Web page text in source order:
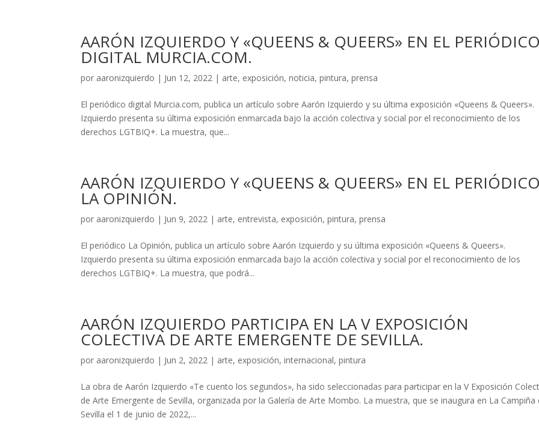
AARÓN IZQUIERDO Y «QUEENS & QUEERS» EN EL
DIGITAL MURCIA.COM.
por aaronizquierdo | Jun 12, 2022 | arte, exposición,noticia,pintura,prensa
El periódico digital Murcia.com, publica un artículo sobre Aarón Izquierdo y su última exposición «Queens & Queers».
Izquierdo presenta su última exposición enmarcada bajo la acción colectiva y social por el reconocimiento de los
derechos LGTBIQ+. La muestra, que...
AARÓN IZQUIERDO Y «QUEENS & QUEERS» EN EL
LA OPINIÓN.
por aaronizquierdo | Jun 9, 2022 | arte, entrevista, exposición,pintura,prensa
El periódico La Opinión, publica un artículo sobre Aarón Izquierdo y su última exposición «Queens & Queers».
Izquierdo presenta su última exposición enmarcada bajo la acción colectiva y social por el reconocimiento de los
derechos LGTBIQ+. La muestra, que podrá...
AARÓN IZQUIERDO PARTICIPA EN LA V EXPOSICIÓN
COLECTIVA DE ARTE EMERGENTE DE SEVILLA.
por aaronizquierdo | Jun 2, 2022 | arte, exposición,internacional,pintura
La obra de Aarón Izquierdo «Te cuento los segundos», ha sido seleccionadas para participar en la V Exposición
de Arte Emergente de Sevilla, organizada por la Galería de Arte Mombo. La muestra, que se inaugura en La Campiña
Sevilla el 1 de junio de 2022,...